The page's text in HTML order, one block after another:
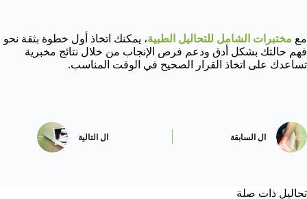
مع مختبرات الشامل للتحاليل الطبية، يمكنك اتخاذ أول خطوة بثقة نحو
فهم حالتك بشكل أدق ودعم فرص الإنجاب من خلال نتائج مخبرية
تساعدك على اتخاذ القرار الصحيح في الوقت المناسب.
ال السابقة ال التالية